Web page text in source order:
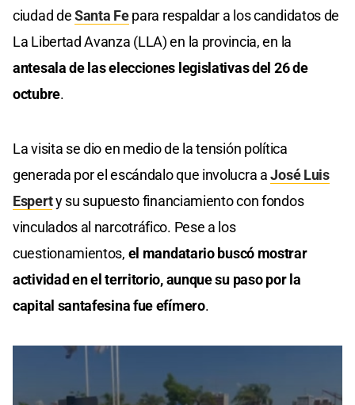
ciudad deSanta Fepara respaldar a los candidatos de
La Libertad Avanza (LLA) en la provincia, en la
antesala de las elecciones legislativas del 26 de
octubre.
La visita se dio en medio de la tensión política
generada por el escándalo que involucra aJosé Luis
Esperty su supuesto financiamiento con fondos
vinculados al narcotráfico. Pese a los
cuestionamientos, el mandatario buscó mostrar
actividad en el territorio, aunque su paso por la
capital santafesina fue efímero.